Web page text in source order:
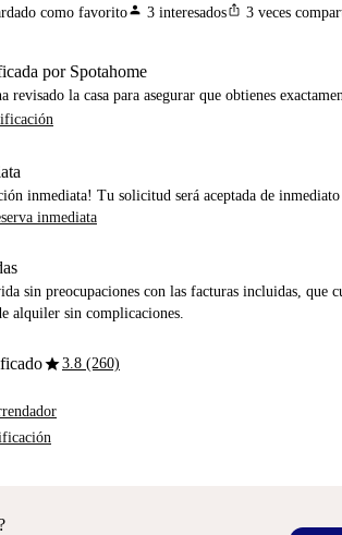
como favoritoperson 3 interesadosios_share 3 veces
por Spotahome
revisado la casa para asegurar que obtienes
inmediata! Tu solicitud será aceptada de
inmediata
sin preocupaciones con las facturas incluidas, que
alquiler sin complicaciones.
star3.8 (260)